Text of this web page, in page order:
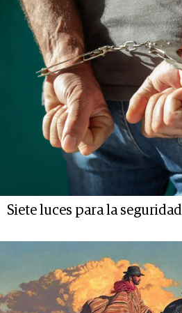
Siete luces para la seguridad